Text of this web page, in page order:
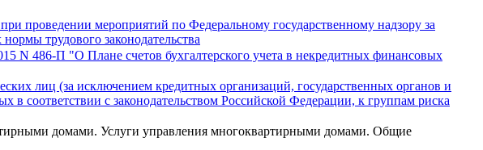
проведении мероприятий по Федеральному государственному надзору за
трудового законодательства
N 486-П "О Плане счетов бухгалтерского учета в некредитных финансовых
лиц (за исключением кредитных организаций, государственных органов и
соответствии с законодательством Российской Федерации, к группам риска
домами. Услуги управления многоквартирными домами. Общие